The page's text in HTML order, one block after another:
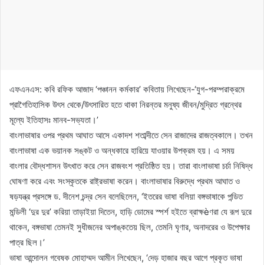
এফএনএস: কবি রফিক আজাদ ‘পঞ্চানন কর্মকার’ কবিতায় লিখেছেন-‘যুগ-পরম্পরাক্রমে
প্রাগৈতিহাসিক উৎস থেকে/উৎসারিত হতে থাকা নিরন্তর মনুষ্য জীবন/মুদ্রিত গ্রন্থের
মূল্যে ইতিহাসঃ মানব-সভ্যতা।’
বাংলাভাষার ওপর প্রথম আঘাত আসে একাদশ শতাব্দীতে সেন রাজাদের রাজত্বকালে। তখন
বাংলাভাষা এক ভয়ানক সঙ্কট ও অন্ধকারে হারিয়ে যাওয়ার উপক্রম হয়। এ সময়
বাংলার বৌদ্ধশাসন উৎখাত করে সেন রাজবংশ প্রতিষ্ঠিত হয়। তারা বাংলাভাষা চর্চা নিষিদ্ধ
ঘোষণা করে এবং সংস্কৃতকে রাষ্ট্রভাষা করেন। বাংলাভাষার বিরুদ্ধে প্রথম আঘাত ও
ষড়যন্ত্র প্রসঙ্গে ড. দীনেশ চন্দ্র সেন বলেছিলেন, ‘ইতরের ভাষা বলিয়া বঙ্গভাষাকে পন্ডিত
মন্ডিলী ‘দুর দুর’ করিয়া তাড়াইয়া দিতেন, হাড়ি ডোমের স্পর্শ হইতে ব্রাক্ষèণরা যে রূপ দুরে
থাকেন, বঙ্গভাষা তেমনই সুধীজনের অপাঙ্কতেয় ছিল, তেমনি ঘৃণার, অনাদরের ও উপেক্ষার
পাত্র ছিল।’
ভাষা আন্দোলন গবেষক মোহাম্মদ আমীন লিখেছেন, ‘দেড় হাজার বছর আগে প্রকৃত ভাষা